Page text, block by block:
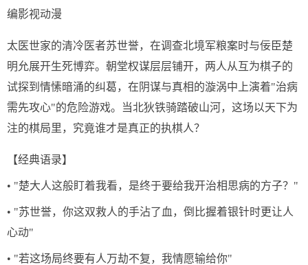
编影视动漫
太医世家的清冷医者苏世誉，在调查北境军粮案时与佞臣楚
明允展开生死博弈。朝堂权谋层层铺开，两人从互为棋子的
试探到情愫暗涌的纠葛，在阴谋与真相的漩涡中上演着"治病
需先攻心"的危险游戏。当北狄铁骑踏破山河，这场以天下为
注的棋局里，究竟谁才是真正的执棋人？
【经典语录】
• "楚大人这般盯着我看，是终于要给我开治相思病的方子？"
• "苏世誉，你这双救人的手沾了血，倒比握着银针时更让人
心动"
• "若这场局终要有人万劫不复，我情愿输给你"